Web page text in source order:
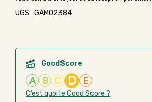
UGS : GAMO2384
GoodScore
A B C D E
C’est quoi le Good Score ?